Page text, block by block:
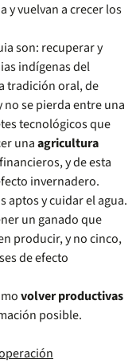
y vuelvan a crecer los
son: recuperar y
indígenas del
tradición oral, de
no se pierda entre una
tecnológicos que
unaagricultura
y de esta
invernadero.
aptos y cuidar el agua.
un ganado que
producir, y no cinco,
de efecto
volver productivas
posible.